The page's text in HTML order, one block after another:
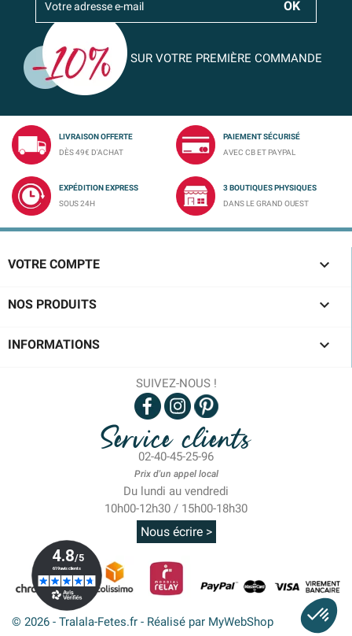
SUR VOTRE PREMIÈRE COMMANDE
LIVRAISON OFFERTE
DÈS 49€ D'ACHAT
PAIEMENT SÉCURISÉ
AVEC CB ET PAYPAL
EXPÉDITION EXPRESS
SOUS 24H
3 BOUTIQUES PHYSIQUES
DANS LE GRAND OUEST
VOTRE COMPTE 
NOS PRODUITS 
INFORMATIONS 
SUIVEZ-NOUS !
Service clients
02-40-45-25-96
Prix d'un appel local
Du lundi au vendredi
10h00-12h30 / 15h00-18h30
Nous écrire >
© 2026 - Tralala-Fetes.fr - Réalisé par MyWebShop